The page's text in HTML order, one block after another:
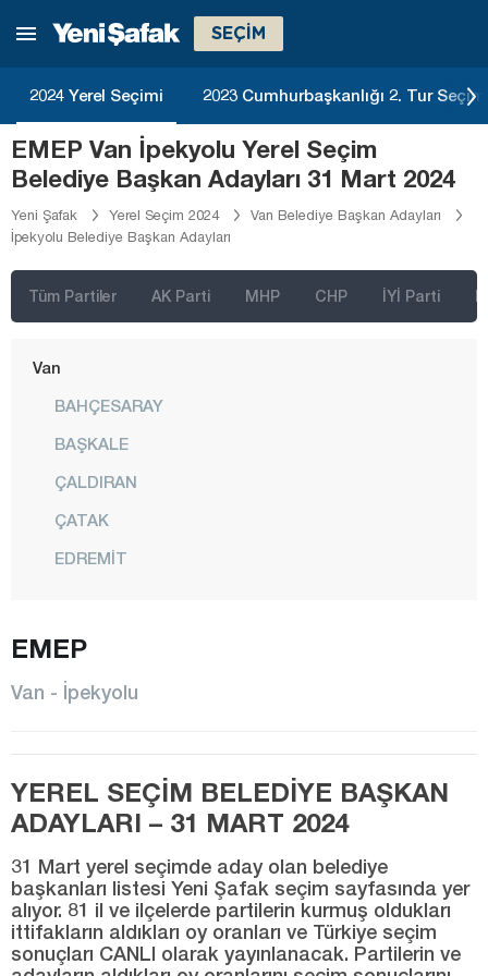
SEÇİM
2024 Yerel Seçimi 2023 Cumhurbaşkanlığı 2. Tur
EMEP Van İpekyolu Yerel Seçim
Belediye Başkan Adayları 31 Mart 2024
Yeni Şafak Yerel Seçim 2024
Van Belediye Başkan Adayları
İpekyolu Belediye Başkan Adayları
Tüm Partiler AK Parti MHP CHP İYİ Parti
Şanlıurfa
Tekirdağ
Tokat
Trabzon
Uşak
Van
BAHÇESARAY
BAŞKALE
ÇALDIRAN
ÇATAK
EDREMİT
MURADİYE
ÖZALP
SARAY
TUŞBA
Yalova
Yozgat
EMEP
Van - İpekyolu
YEREL SEÇİM BELEDİYE BAŞKAN
ADAYLARI – 31 MART 2024
31 Mart yerel seçimde aday olan belediye
başkanları listesi Yeni Şafak seçim sayfasında yer
alıyor. 81 il ve ilçelerde partilerin kurmuş oldukları
ittifakların aldıkları oy oranları ve Türkiye seçim
sonuçları CANLI olarak yayınlanacak. Partilerin ve